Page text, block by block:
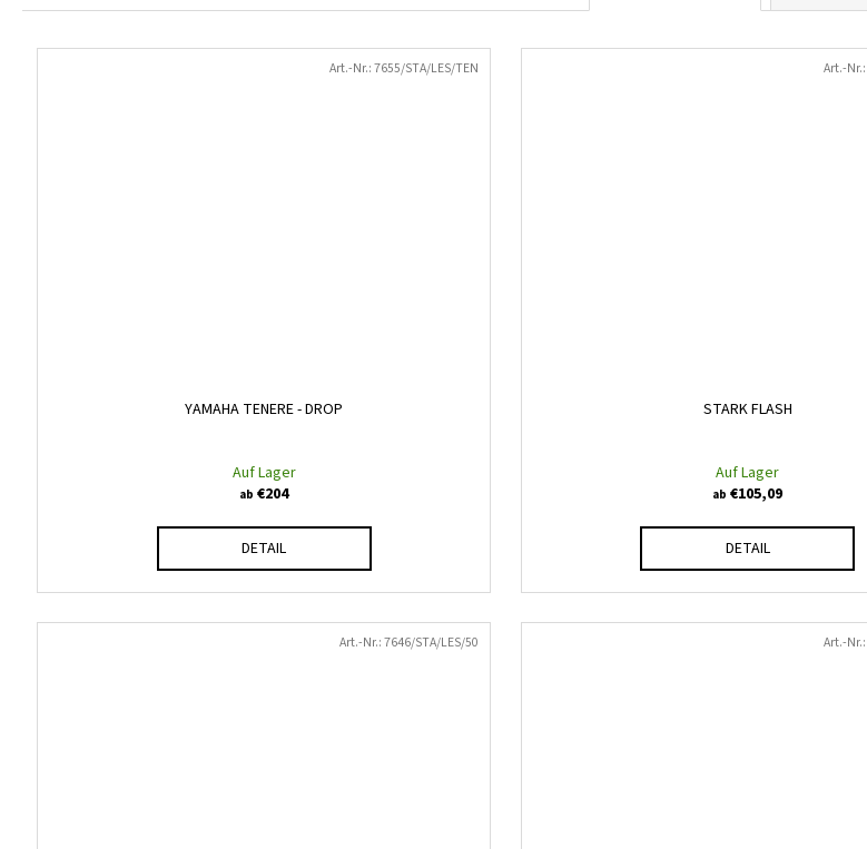
YAMAHA TENERE - DROP
Auf Lager
ab €204
DETAIL
Art.-Nr.:7655/STA/LES/TEN
STARK FLASH
Auf Lager
ab €105,09
DETAIL
Art.-Nr.:
Art.-Nr.:7646/STA/LES/50 Art.-Nr.: